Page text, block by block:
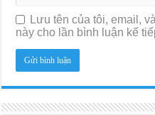
Lưu tên của tôi, email,
này cho lần bình luận kế